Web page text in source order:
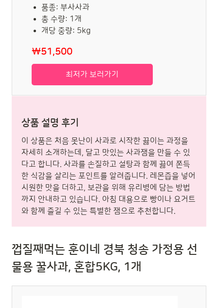
품종: 부사사과
총 수량: 1개
개당 중량: 5kg
₩51,500
최저가 보러가기
상품 설명 후기
이 상품은 처음 못난이 사과로 시작한 끓이는 과정을
자세히 소개하는데, 달고 맛있는 사과잼을 만들 수 있
다고 합니다. 사과를 손질하고 설탕과 함께 끓여 쫀득
한 식감을 살리는 포인트를 알려줍니다. 레몬즙을 넣어
시원한 맛을 더하고, 보관을 위해 유리병에 담는 방법
까지 안내하고 있습니다. 아침 대용으로 빵이나 요거트
와 함께 즐길 수 있는 특별한 잼으로 추천합니다.
껍질째먹는 훈이네 경북 청송 가정용 선
물용 꿀사과, 혼합5KG, 1개